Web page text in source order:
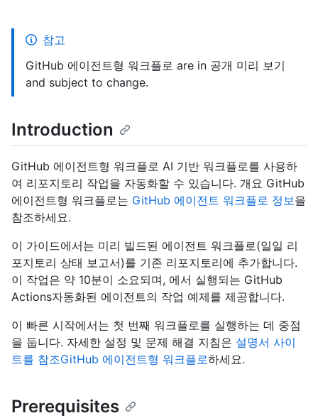
참고
GitHub 에이전트형 워크플로 are in 공개 미리 보기
and subject to change.
Introduction
GitHub 에이전트형 워크플로 AI 기반 워크플로를 사용하
여 리포지토리 작업을 자동화할 수 있습니다. 개요 GitHub
에이전트형 워크플로는 GitHub 에이전트 워크플로 정보을
참조하세요.
이 가이드에서는 미리 빌드된 에이전트 워크플로(일일 리
포지토리 상태 보고서)를 기존 리포지토리에 추가합니다.
이 작업은 약 10분이 소요되며, 에서 실행되는 GitHub
Actions자동화된 에이전트의 작업 예제를 제공합니다.
이 빠른 시작에서는 첫 번째 워크플로를 실행하는 데 중점
을 둡니다. 자세한 설정 및 문제 해결 지침은 설명서 사이
트를 참조GitHub 에이전트형 워크플로하세요.
Prerequisites